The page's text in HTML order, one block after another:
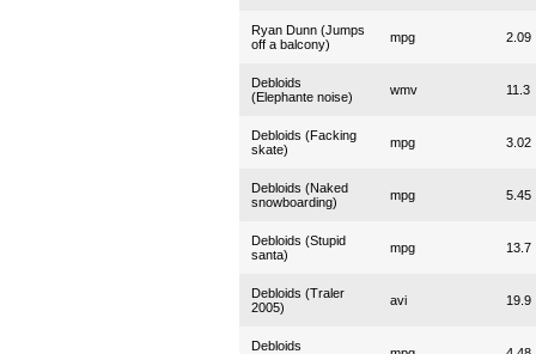
Ryan Dunn (Jumps
off a balcony)
mpg 2.09
Debloids
(Elephante noise)
wmv 11.3
Debloids (Facking
skate)
mpg 3.02
Debloids (Naked
snowboarding)
mpg 5.45
Debloids (Stupid
santa)
mpg 13.7
Debloids (Traler
2005)
avi 19.9
Debloids